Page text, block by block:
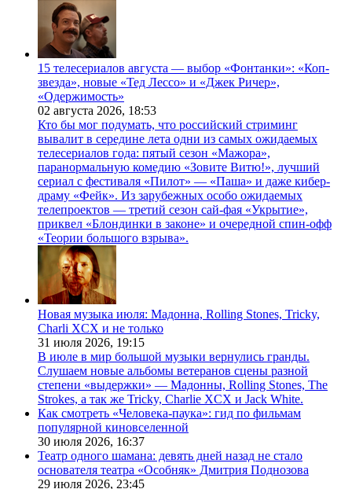
15 телесериалов августа — выбор «Фонтанки»: «Коп-
звезда», новые «Тед Лессо» и «Джек Ричер»,
«Одержимость»
02 августа 2026, 18:53
Кто бы мог подумать, что российский стриминг
вывалит в середине лета одни из самых ожидаемых
телесериалов года: пятый сезон «Мажора»,
паранормальную комедию «Зовите Витю!», лучший
сериал с фестиваля «Пилот» — «Паша» и даже кибер-
драму «Фейк». Из зарубежных особо ожидаемых
телепроектов — третий сезон сай-фая «Укрытие»,
приквел «Блондинки в законе» и очередной спин-офф
«Теории большого взрыва».
Новая музыка июля: Мадонна, Rolling Stones, Tricky,
Charli XCX и не только
31 июля 2026, 19:15
В июле в мир большой музыки вернулись гранды.
Слушаем новые альбомы ветеранов сцены разной
степени «выдержки» — Мадонны, Rolling Stones, The
Strokes, а так же Tricky, Charlie XCX и Jack White.
Как смотреть «Человека-паука»: гид по фильмам
популярной киновселенной
30 июля 2026, 16:37
Театр одного шамана: девять дней назад не стало
основателя театра «Особняк» Дмитрия Поднозова
29 июля 2026, 23:45